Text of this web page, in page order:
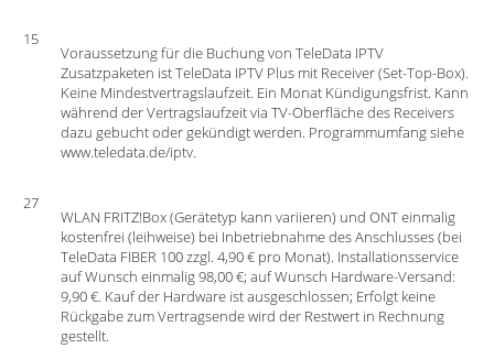
15
Voraussetzung für die Buchung von TeleData IPTV
Zusatzpaketen ist TeleData IPTV Plus mit Receiver (Set-Top-Box).
Keine Mindestvertragslaufzeit. Ein Monat Kündigungsfrist. Kann
während der Vertragslaufzeit via TV-Oberfläche des Receivers
dazu gebucht oder gekündigt werden. Programmumfang siehe
www.teledata.de/iptv.
27
WLAN FRITZ!Box (Gerätetyp kann variieren) und ONT einmalig
kostenfrei (leihweise) bei Inbetriebnahme des Anschlusses (bei
TeleData FIBER 100 zzgl. 4,90 € pro Monat). Installationsservice
auf Wunsch einmalig 98,00 €; auf Wunsch Hardware-Versand:
9,90 €. Kauf der Hardware ist ausgeschlossen; Erfolgt keine
Rückgabe zum Vertragsende wird der Restwert in Rechnung
gestellt.